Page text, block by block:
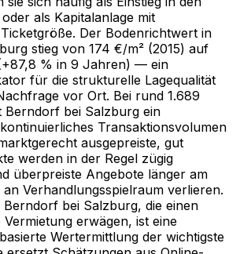
als Kapitalanlage mit
Der Bodenrichtwert in
stieg von 174 €/m² (2015) auf
% in 9 Jahren) — ein
für die strukturelle Lagequalität
vor Ort. Bei rund 1.689
Berndorf bei Salzburg ein
Transaktionsvolumen
ausgepreiste, gut
werden in der Regel zügig
überpreiste Angebote länger am
Verhandlungsspielraum verlieren.
Berndorf bei Salzburg, die einen
erwägen, ist eine
Wertermittlung der wichtigste